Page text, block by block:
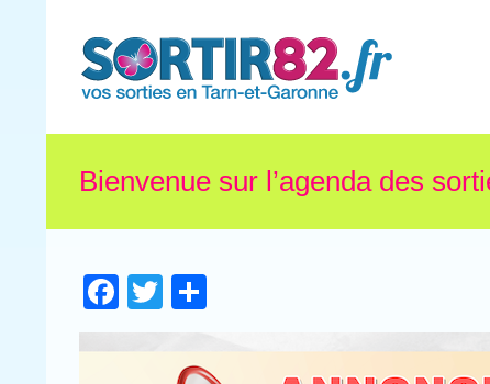
Bienvenue sur l’agenda des
Facebook
Twitter